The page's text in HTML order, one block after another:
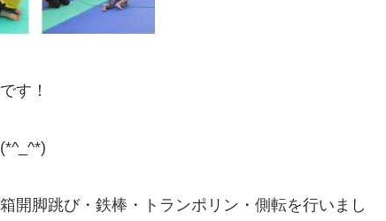
す！
開脚跳び・鉄棒・トランポリン・側転を行いまし